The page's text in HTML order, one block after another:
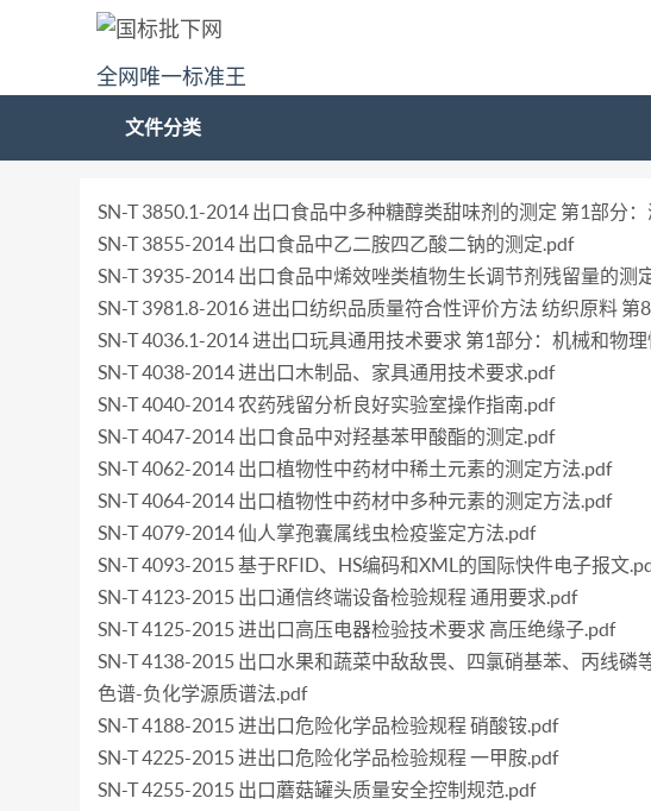
全网唯一标准王
文件分类
SN-T 3850.1-2014 出口食品中多种糖醇类甜味剂的测定 第1部分
SN-T 3855-2014 出口食品中乙二胺四乙酸二钠的测定.pdf
SN-T 3935-2014 出口食品中烯效唑类植物生长调节剂残留量的测
SN-T 3981.8-2016 进出口纺织品质量符合性评价方法 纺织原料 第
SN-T 4036.1-2014 进出口玩具通用技术要求 第1部分：机械和物
SN-T 4038-2014 进出口木制品、家具通用技术要求.pdf
SN-T 4040-2014 农药残留分析良好实验室操作指南.pdf
SN-T 4047-2014 出口食品中对羟基苯甲酸酯的测定.pdf
SN-T 4062-2014 出口植物性中药材中稀土元素的测定方法.pdf
SN-T 4064-2014 出口植物性中药材中多种元素的测定方法.pdf
SN-T 4079-2014 仙人掌孢囊属线虫检疫鉴定方法.pdf
SN-T 4093-2015 基于RFID、HS编码和XML的国际快件电子报文
SN-T 4123-2015 出口通信终端设备检验规程 通用要求.pdf
SN-T 4125-2015 进出口高压电器检验技术要求 高压绝缘子.pdf
SN-T 4138-2015 出口水果和蔬菜中敌敌畏、四氯硝基苯、丙线磷
色谱-负化学源质谱法.pdf
SN-T 4188-2015 进出口危险化学品检验规程 硝酸铵.pdf
SN-T 4225-2015 进出口危险化学品检验规程 一甲胺.pdf
SN-T 4255-2015 出口蘑菇罐头质量安全控制规范.pdf